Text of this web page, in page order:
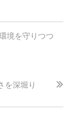
境を守りつつ
を深堀り